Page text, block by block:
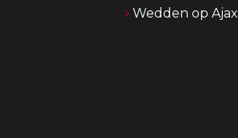
Wedden op Ajax